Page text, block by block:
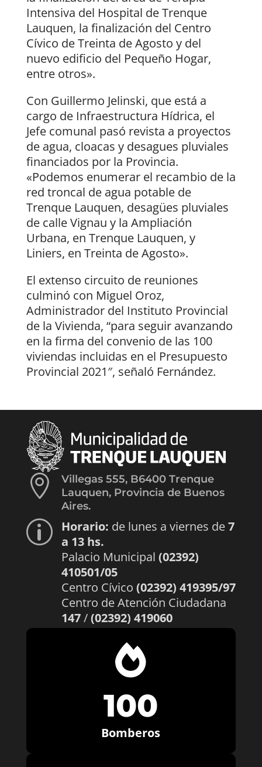
Intensiva del Hospital de Trenque
Lauquen, la finalización del Centro
Cívico de Treinta de Agosto y del
nuevo edificio del Pequeño Hogar,
entre otros».
Con Guillermo Jelinski, que está a
cargo de Infraestructura Hídrica, el
Jefe comunal pasó revista a proyectos
de agua, cloacas y desagues pluviales
financiados por la Provincia.
«Podemos enumerar el recambio de la
red troncal de agua potable de
Trenque Lauquen, desagües pluviales
de calle Vignau y la Ampliación
Urbana, en Trenque Lauquen, y
Liniers, en Treinta de Agosto».
El extenso circuito de reuniones
culminó con Miguel Oroz,
Administrador del Instituto Provincial
de la Vivienda, “para seguir avanzando
en la firma del convenio de las 100
viviendas incluidas en el Presupuesto
Provincial 2021″, señaló Fernández.

Villegas 555, B6400 Trenque
Lauquen, Provincia de Buenos
Aires.
p Horario: de lunes a viernes de7
a 13 hs.
Palacio Municipal (02392)
410501/05
Centro Cívico (02392) 419395/97
Centro de Atención Ciudadana
147/(02392) 419060

100
Bomberos